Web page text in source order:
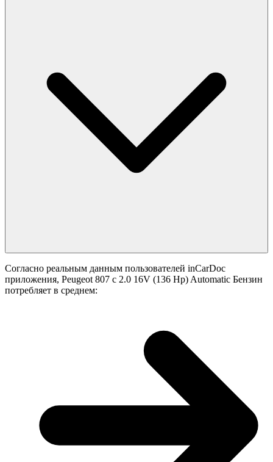
Согласно реальным данным пользователей inCarDoc
приложения, Peugeot 807 с 2.0 16V (136 Hp) Automatic Бензин
потребляет в среднем: